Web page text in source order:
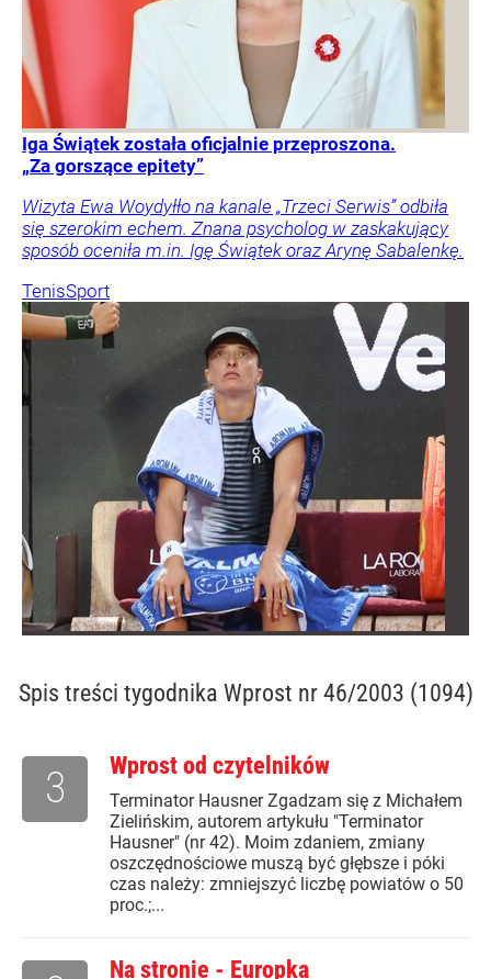
Iga Świątek została oficjalnie przeproszona.
„Za gorszące epitety”
Wizyta Ewa Woydyłło na kanale „Trzeci Serwis” odbiła
się szerokim echem. Znana psycholog w zaskakujący
sposób oceniła m.in. Igę Świątek oraz Arynę Sabalenkę.
TenisSport
Spis treści tygodnika Wprost nr 46/2003 (1094)
Wprost od czytelników
Terminator Hausner Zgadzam się z Michałem
Zielińskim, autorem artykułu "Terminator
Hausner" (nr 42). Moim zdaniem, zmiany
oszczędnościowe muszą być głębsze i póki
czas należy: zmniejszyć liczbę powiatów o 50
proc.;...
3
Na stronie - Europka